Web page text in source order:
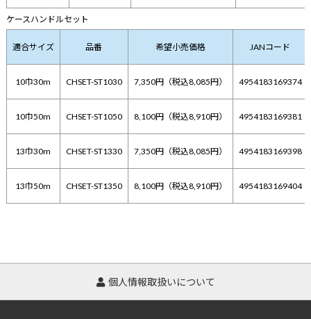
ケースハンドルセット
適合サイズ 品番 希望小売価格 JANコード
10巾30m CHSET-ST1030 7,350円（税込8,085円） 4954183169374
10巾50m CHSET-ST1050 8,100円（税込8,910円） 4954183169381
13巾30m CHSET-ST1330 7,350円（税込8,085円） 4954183169398
13巾50m CHSET-ST1350 8,100円（税込8,910円） 4954183169404
個人情報取扱いについて